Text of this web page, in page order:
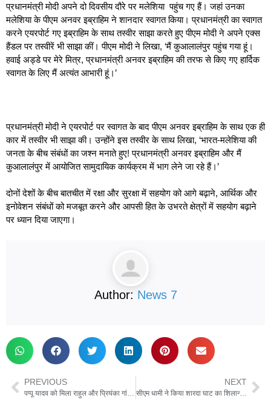
प्रधानमंत्री मोदी अपने दो दिवसीय दौरे पर मलेशिया पहुंच गए हैं। जहां उनका
मलेशिया के पीएम अनवर इब्राहिम ने शानदार स्वागत किया। प्रधानमंत्री का स्वागत
करने एयरपोर्ट गए इब्राहिम के साथ तस्वीर साझा करते हुए पीएम मोदी ने अपने एक्स
हैंडल पर तस्वीरें भी साझा कीं। पीएम मोदी ने लिखा, ‘मैं कुआलालंपुर पहुंच गया हूं।
हवाई अड्डे पर मेरे मित्र, प्रधानमंत्री अनवर इब्राहिम की तरफ से किए गए हार्दिक
स्वागत के लिए मैं अत्यंत आभारी हूं।’
प्रधानमंत्री मोदी ने एयरपोर्ट पर स्वागत के बाद पीएम अनवर इब्राहिम के साथ एक ही
कार में तस्वीर भी साझा की। उन्होंने इस तस्वीर के साथ लिखा, ‘भारत-मलेशिया की
जनता के बीच संबंधों का जश्न मनाते हुए! प्रधानमंत्री अनवर इब्राहिम और मैं
कुआलालंपुर में आयोजित सामुदायिक कार्यक्रम में भाग लेने जा रहे हैं।’
दोनों देशों के बीच बातचीत में रक्षा और सुरक्षा में सहयोग को आगे बढ़ाने, आर्थिक और
इनोवेशन संबंधों को मजबूत करने और आपसी हित के उभरते क्षेत्रों में सहयोग बढ़ाने
पर ध्यान दिया जाएगा।
Author: News 7
PREVIOUS
पप्पू यादव को मिला राहुल और प्रियंका गांधी का समर्थन, कहा- पटना NEET छात्रा केस में आवाज़ उठाने के कारण हुई गिरफ़्तारी
NEXT
सीएम धामी ने किया शारदा घाट का शिलान्यास, ₹300 करोड़ से अधिक की योजनाओं की रखी आधारशिला